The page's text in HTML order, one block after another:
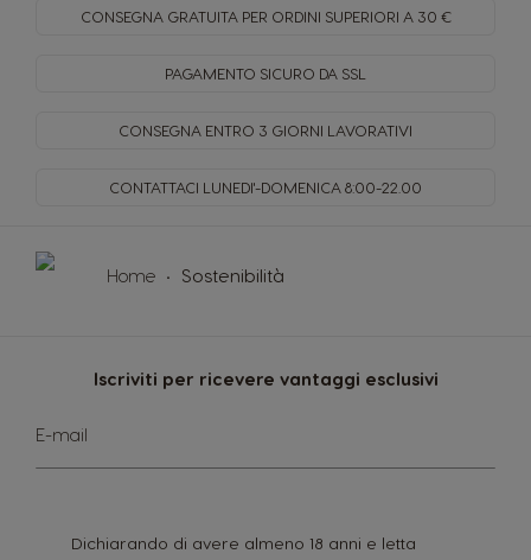
CONSEGNA GRATUITA PER ORDINI SUPERIORI A 30 €
PAGAMENTO SICURO DA SSL
CONSEGNA ENTRO 3 GIORNI LAVORATIVI
CONTATTACI LUNEDI'-DOMENICA 8:00-22.00
Home Sostenibilità
Iscriviti per ricevere vantaggi esclusivi
Iscriviti
alla
nostra
E-mail
Dichiarando di avere almeno 18 anni e letta